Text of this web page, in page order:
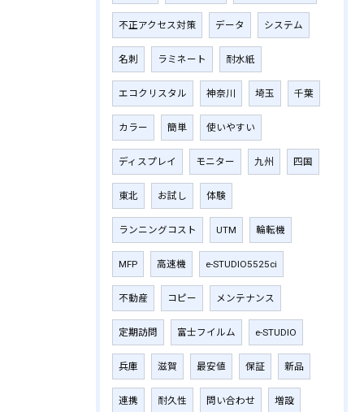
不正アクセス対策 データ システム
名刺 ラミネート 耐水紙
エコクリスタル 神奈川 埼玉 千葉
カラー 簡単 使いやすい
ディスプレイ モニター 九州 四国
東北 お試し 体験
ランニングコスト UTM 輪転機
MFP 高速機 e-STUDIO5525ci
不動産 コピー メンテナンス
定期訪問 富士フイルム e-STUDIO
兵庫 滋賀 最安値 保証 新品
連携 耐久性 問い合わせ 増設